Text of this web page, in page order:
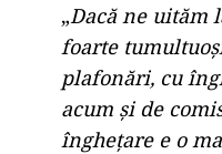
„Dacă ne uităm
foarte
plafonări, cu
acum şi de
îngheţare e o